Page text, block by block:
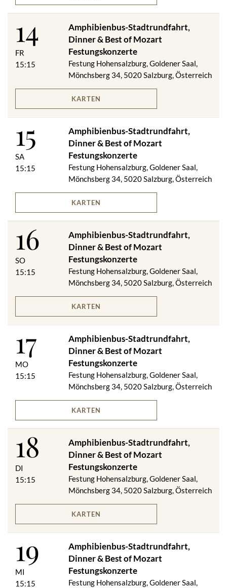
***
Auf Wunsch vegetarisches Menü.
Menüänderungen vorbehalten!
Im Preis inkludiert:
Amphibienbus-Stadtrundfahrt
Dinner im Panorama Restaurant zur Festung Hohensalzburg
VIP-DINNER
Salzburger Jourge­bäck mit zweier­lei Auf­strichen
Sous Vide gegarte Short Ribs vom heimischen Rind auf
getrüffeltem Erbsen - Erdäpfelpüree und gegrillten "Tomate de
ODER
Salzburger Goldforelle „Müllerin Art“ mit Rosmarinkartoffeln
****
„Salzburger Nockerl“
Auf Wunsch vegetarisches Menü.
Menüänderungen vorbehalten!
Im Preis inkludiert:
Amphibienbus-Stadtrundfahrt
Festungsbahn (Berg- & Talfahrt)
VIP-Dinner im Panoramarestaurant zur Festung Hohensalzburg
an einem ausgewählten Tisch bzw. bei Schönwetter und
passenden Temperaturen auf der Aussichtsterrasse des
Restaurants
Best of Mozart Festungskonzert Kat. 1
Abendprogrammheft
Abfahrten
13:15 Uhr Amphibious Splash Tour
18:00 Uhr Dinner im Panoramarestaurant der Festung
MAI
13:15 Uhr Amphibious Splash Tour (MI, FR, SO)
15:15 Uhr Amphibious Splash Tour (DI, DO, SA)
14
FR
15:15
Amphibienbus-Stadtrundfahrt,
Dinner & Best of Mozart
Festungskonzerte
Festung Hohensalzburg, Goldener Saal,
Mönchsberg 34, 5020 Salzburg, Österreich
KARTEN
15
SA
15:15
Amphibienbus-Stadtrundfahrt,
Dinner & Best of Mozart
Festungskonzerte
Festung Hohensalzburg, Goldener Saal,
Mönchsberg 34, 5020 Salzburg, Österreich
KARTEN
16
SO
15:15
Amphibienbus-Stadtrundfahrt,
Dinner & Best of Mozart
Festungskonzerte
Festung Hohensalzburg, Goldener Saal,
Mönchsberg 34, 5020 Salzburg, Österreich
KARTEN
17
MO
15:15
Amphibienbus-Stadtrundfahrt,
Dinner & Best of Mozart
Festungskonzerte
Festung Hohensalzburg, Goldener Saal,
Mönchsberg 34, 5020 Salzburg, Österreich
KARTEN
18
DI
15:15
Amphibienbus-Stadtrundfahrt,
Dinner & Best of Mozart
Festungskonzerte
Festung Hohensalzburg, Goldener Saal,
Mönchsberg 34, 5020 Salzburg, Österreich
KARTEN
19
MI
15:15
Amphibienbus-Stadtrundfahrt,
Dinner & Best of Mozart
Festungskonzerte
Festung Hohensalzburg, Goldener Saal,